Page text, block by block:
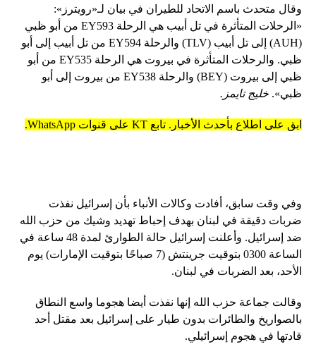
وقال متحدث باسم الاتحاد للطيران في بيان لـ«رويترز»:
«الرحلات المتأثرة في تل أبيب هي الرحلة EY593 من أبو ظبي
(AUH) إلى تل أبيب (TLV) والرحلة EY594 من تل أبيب إلى أبو
ظبي. والرحلات المتأثرة في بيروت هي الرحلة EY535 من أبو
ظبي إلى بيروت (BEY) والرحلة EY538 من بيروت إلى أبو
ظبي». خليج تايمز.
ابق على اطلاع بأحدث الأخبار. تابع KT على قنوات WhatsApp.
وفي وقت سابق، أفادت وكالات الأنباء بأن إسرائيل نفذت
ضربات دقيقة في لبنان بهدف إحباط تهديد وشيك من حزب الله
ضد إسرائيل. وأعلنت إسرائيل حالة الطوارئ لمدة 48 ساعة في
الساعة 0300 بتوقيت جرينتش (7 صباحًا بتوقيت الإمارات) يوم
الأحد، بعد الضربات في لبنان.
وقالت جماعة حزب الله إنها نفذت أيضا هجوما واسع النطاق
بالصواريخ والطائرات بدون طيار على إسرائيل بعد مقتل أحد
قادتها في هجوم إسرائيلي.